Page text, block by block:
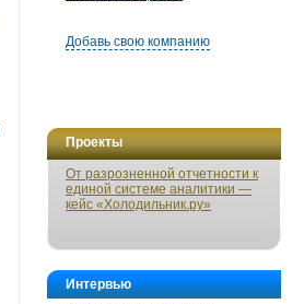
Добавь свою компанию
Проекты
От разрозненной отчетности к
единой системе аналитики —
кейс «Холодильник.ру»
Интервью